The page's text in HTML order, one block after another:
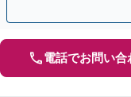
電話でお問い合